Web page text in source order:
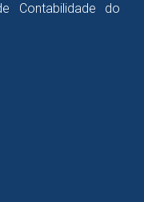
Contabilidade do